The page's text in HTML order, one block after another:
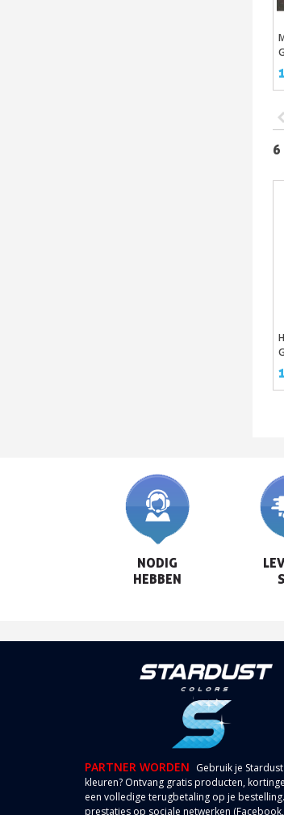
6
NODIG
HEBBEN
PARTNER WORDEN Gebruik je Stardust
kleuren? Ontvang gratis producten,
een volledige terugbetaling op je
prestaties op sociale netwerken (Facebook,